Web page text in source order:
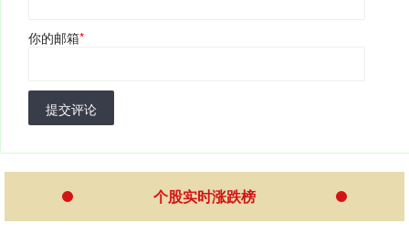
你的邮箱*
提交评论
个股实时涨跌榜